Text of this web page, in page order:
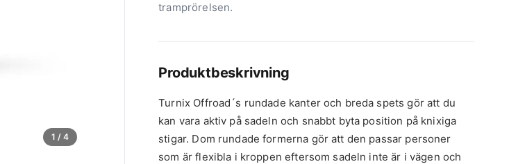
1 / 4
tramprörelsen.
Produktbeskrivning
Turnix Offroad´s rundade kanter och breda spets gör att du
kan vara aktiv på sadeln och snabbt byta position på knixiga
stigar. Dom rundade formerna gör att den passar personer
som är flexibla i kroppen eftersom sadeln inte är i vägen och